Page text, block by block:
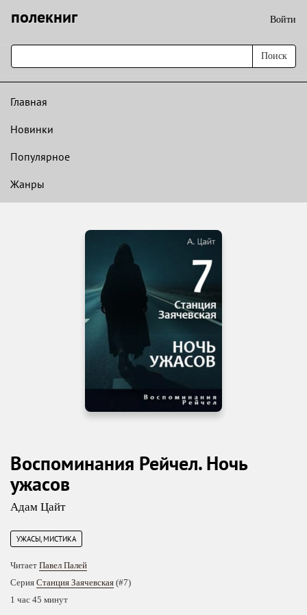
полекниг Войти
Поиск
Главная
Новинки
Популярное
Жанры
Воспоминания Рейчел. Ночь
ужасов
Адам Цайт
УЖАСЫ, МИСТИКА
Читает Павел Палей
Серия Станция Заячевская (#7)
1 час 45 минут